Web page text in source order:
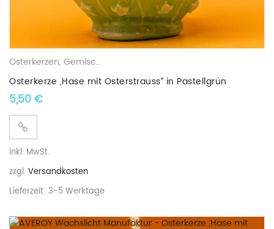
Osterkerzen, Gemischte Wachskerzen
Osterkerze „Hase mit Osterstrauss“ in Pastellgrün
5,50€
inkl. MwSt.
zzgl. Versandkosten
Lieferzeit: 3-5 Werktage